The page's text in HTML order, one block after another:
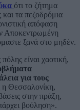
ότι το ζήτημα
τα πεζοδρόμια
απόφαση
Αποκεντρωμένη
ξανά στο μηδέν.
είναι χαοτική,
για τους
η Θεσσαλονίκη,
στην πράξη,
βούληση».